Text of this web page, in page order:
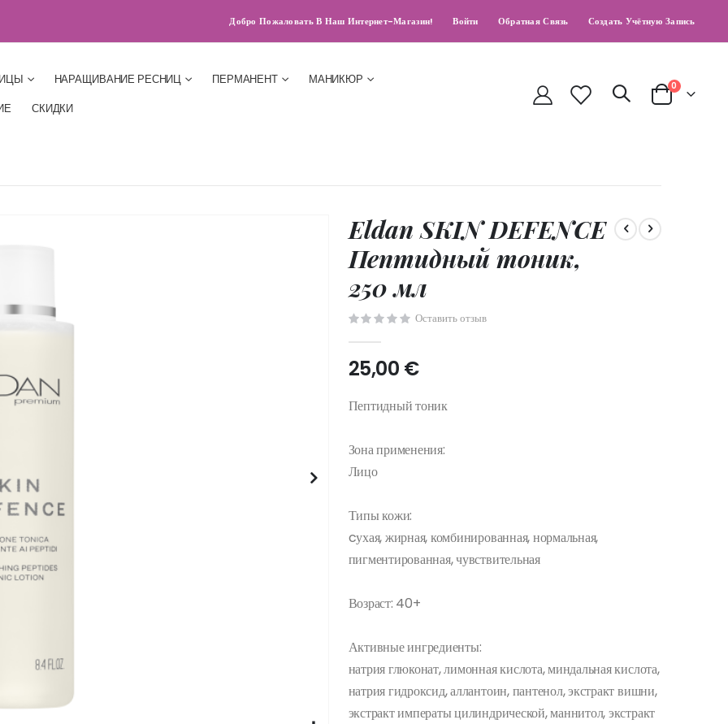
Добро Пожаловать В Наш Интернет-Магазин! Войти Обратная Связь Создать Учётную Запись
НАРАЩИВАНИЕ РЕСНИЦ ПЕРМАНЕНТ
МАНИКЮР
СКИДКИ Cart
0позиции
Eldan SKIN DEFENCE
Пептидный тоник,
250 мл
Оставить отзыв
25,00 €
Пептидный тоник
Зона применения:
Лицо
Типы кожи:
cухая, жирная, комбинированная, нормальная,
пигментированная, чувствительная
Возраст: 40+
Активные ингредиенты:
натрия глюконат, лимонная кислота, миндальная кислота,
натрия гидроксид, аллантоин, пантенол, экстракт вишни,
экстракт императы цилиндрической, маннитол, экстракт